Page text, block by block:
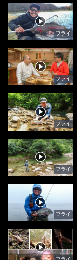
フライ
フライ
フライ
フライ
フライ